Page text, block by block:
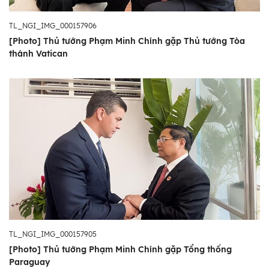
TL_NGI_IMG_000157906
[Photo] Thủ tướng Phạm Minh Chính gặp Thủ tướng Tòa
thánh Vatican
TL_NGI_IMG_000157905
[Photo] Thủ tướng Phạm Minh Chính gặp Tổng thống
Paraguay